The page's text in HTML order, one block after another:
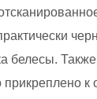
белесы.
прикреплено